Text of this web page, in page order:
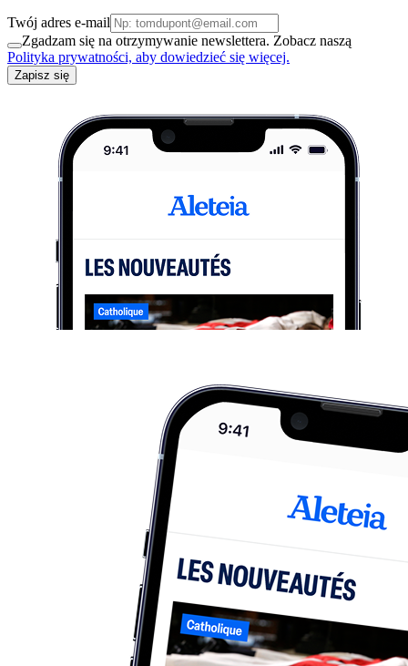
Twój adres e-mail
Zgadzam się na otrzymywanie newslettera. Zobacz naszą
Polityka prywatności, aby dowiedzieć się więcej.
Zapisz się